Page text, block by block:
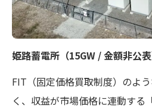
姫路蓄電所 （15GW / 金額非公表
FIT（固定価格買取制度）のよ
く、収益が市場価格に連動する